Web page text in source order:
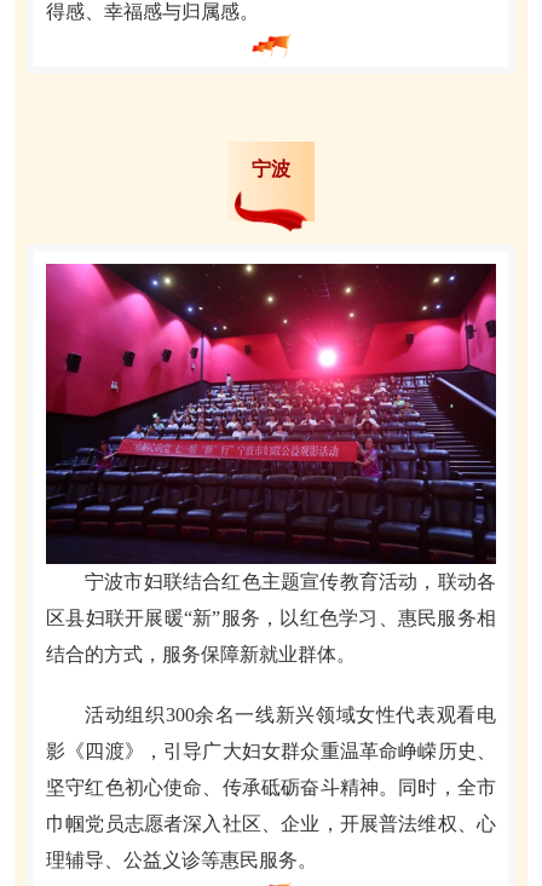
得感、幸福感与归属感。
宁波
宁波市妇联结合红色主题宣传教育活动，联动各
区县妇联开展暖“新”服务，以红色学习、惠民服务相
结合的方式，服务保障新就业群体。
活动组织300余名一线新兴领域女性代表观看电
影《四渡》，引导广大妇女群众重温革命峥嵘历史、
坚守红色初心使命、传承砥砺奋斗精神。同时，全市
巾帼党员志愿者深入社区、企业，开展普法维权、心
理辅导、公益义诊等惠民服务。